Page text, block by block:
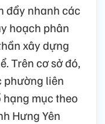
đẩy nhanh các
hoạch phân
xây dựng
Trên cơ sở đó,
phường liên
mục theo
Hưng Yên